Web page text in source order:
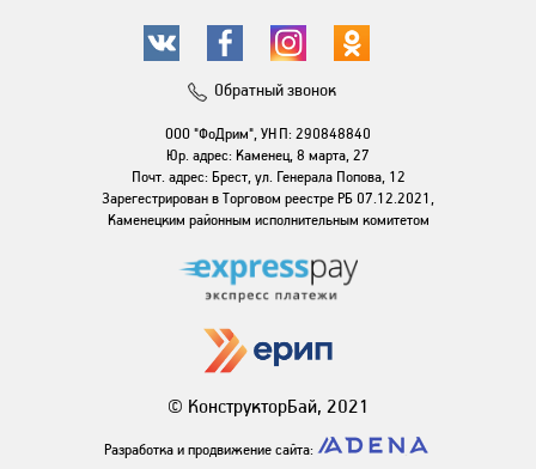
Обратный звонок
ООО "ФоДрим", УНП: 290848840
Юр. адрес: Каменец, 8 марта, 27
Почт. адрес: Брест, ул. Генерала Попова, 12
Зарегестрирован в Торговом реестре РБ 07.12.2021,
Каменецким районным исполнительным комитетом
© КонструкторБай, 2021
Разработка и продвижение сайта: